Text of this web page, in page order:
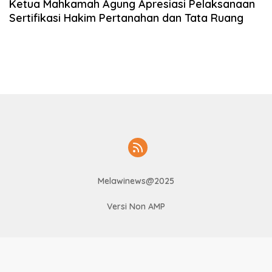
Ketua Mahkamah Agung Apresiasi Pelaksanaan
Sertifikasi Hakim Pertanahan dan Tata Ruang
Melawinews@2025
Versi Non AMP